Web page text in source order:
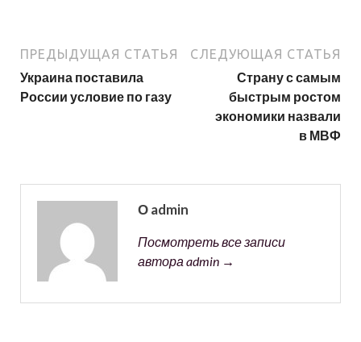
ПРЕДЫДУЩАЯ СТАТЬЯ
Украина поставила
России условие по газу
СЛЕДУЮЩАЯ СТАТЬЯ
Страну с самым
быстрым ростом
экономики назвали
в МВФ
О admin
Посмотреть все записи
автора admin →